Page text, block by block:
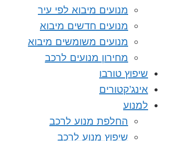
מנועים מיבוא לפי עיר
מנועים חדשים מיבוא
מנועים משומשים מיבוא
מחירון מנועים לרכב
שיפוץ טורבו
אינג’קטורים
למנוע
החלפת מנוע לרכב
שיפוץ מנוע לרכב